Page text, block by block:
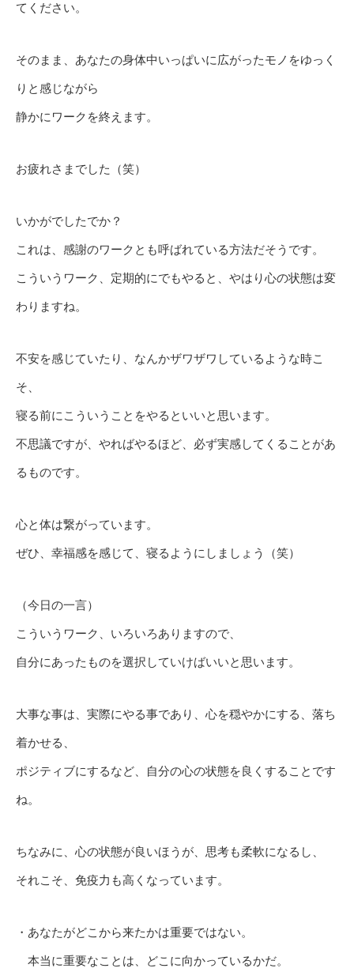
てください。
そのまま、あなたの身体中いっぱいに広がったモノをゆっく
りと感じながら
静かにワークを終えます。
お疲れさまでした（笑）
いかがでしたでか？
これは、感謝のワークとも呼ばれている方法だそうです。
こういうワーク、定期的にでもやると、やはり心の状態は変
わりますね。
不安を感じていたり、なんかザワザワしているような時こ
そ、
寝る前にこういうことをやるといいと思います。
不思議ですが、やればやるほど、必ず実感してくることがあ
るものです。
心と体は繋がっています。
ぜひ、幸福感を感じて、寝るようにしましょう（笑）
（今日の一言）
こういうワーク、いろいろありますので、
自分にあったものを選択していけばいいと思います。
大事な事は、実際にやる事であり、心を穏やかにする、落ち
着かせる、
ポジティブにするなど、自分の心の状態を良くすることです
ね。
ちなみに、心の状態が良いほうが、思考も柔軟になるし、
それこそ、免疫力も高くなっています。
・あなたがどこから来たかは重要ではない。
本当に重要なことは、どこに向かっているかだ。